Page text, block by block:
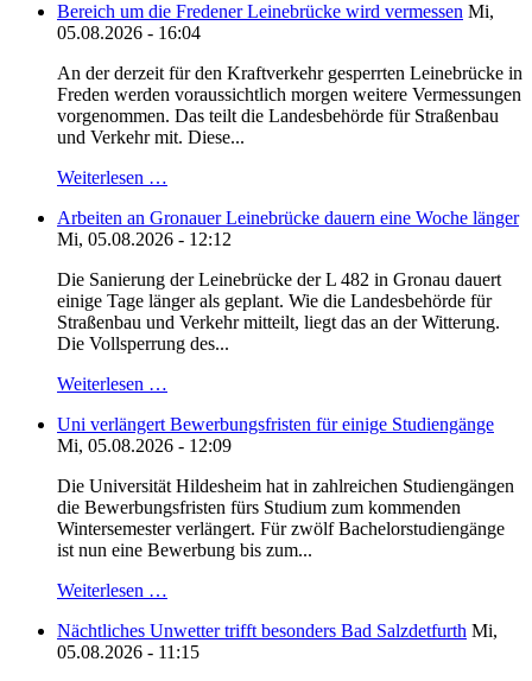
Bereich um die Fredener Leinebrücke wird vermessen Mi,
05.08.2026 - 16:04
An der derzeit für den Kraftverkehr gesperrten Leinebrücke in
Freden werden voraussichtlich morgen weitere Vermessungen
vorgenommen. Das teilt die Landesbehörde für Straßenbau
und Verkehr mit. Diese...
Weiterlesen …
Arbeiten an Gronauer Leinebrücke dauern eine Woche länger
Mi, 05.08.2026 - 12:12
Die Sanierung der Leinebrücke der L 482 in Gronau dauert
einige Tage länger als geplant. Wie die Landesbehörde für
Straßenbau und Verkehr mitteilt, liegt das an der Witterung.
Die Vollsperrung des...
Weiterlesen …
Uni verlängert Bewerbungsfristen für einige Studiengänge
Mi, 05.08.2026 - 12:09
Die Universität Hildesheim hat in zahlreichen Studiengängen
die Bewerbungsfristen fürs Studium zum kommenden
Wintersemester verlängert. Für zwölf Bachelorstudiengänge
ist nun eine Bewerbung bis zum...
Weiterlesen …
Nächtliches Unwetter trifft besonders Bad Salzdetfurth Mi,
05.08.2026 - 11:15